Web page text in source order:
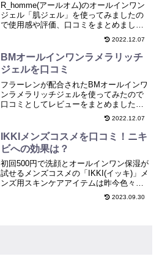
R_homme(アールオム)のオールインワン
ジェル「肌ジェル」を使ってみましたの
で使用感や評価、口コミをまとめまし
2022.12.07
BMオールインワンラメラリッチ
ジェルを口コミ
フラーレンが配合されたBMオールインワ
ンラメラリッチジェルを使ってみたので
口コミとしてレビューをまとめました。
男女ともに使いやすいオールインワンジ
2022.12.07
IKKIメンズコスメを口コミ！ニキ
ビへの効果は？
初回500円で洗顔とオールインワン保湿が
試せるメンズコスメの「IKKI(イッキ)」メ
ンズ用スキンケアアイテムは昨今色々と
販売されていますが、ワンコインでオー
ルインワンタイプ、洗顔もセットという
2023.09.30